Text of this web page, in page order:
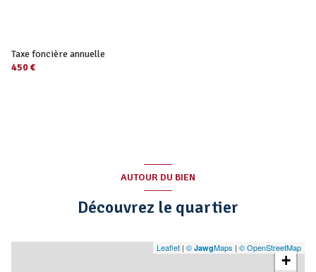
Taxe foncière annuelle
450 €
AUTOUR DU BIEN
Découvrez le quartier
+
Leaflet | © JawgMaps | © OpenStreetMap